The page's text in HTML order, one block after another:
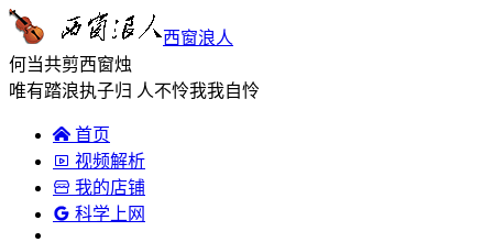
西窗浪人
何当共剪西窗烛
唯有踏浪执子归 人不怜我我自怜
 首页
 视频解析
 我的店铺
 科学上网